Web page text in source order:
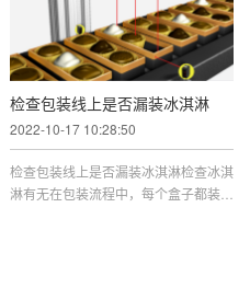
检查包装线上是否漏装冰淇淋
2022-10-17 10:28:50
检查包装线上是否漏装冰淇淋检查冰淇
淋有无在包装流程中，每个盒子都装入